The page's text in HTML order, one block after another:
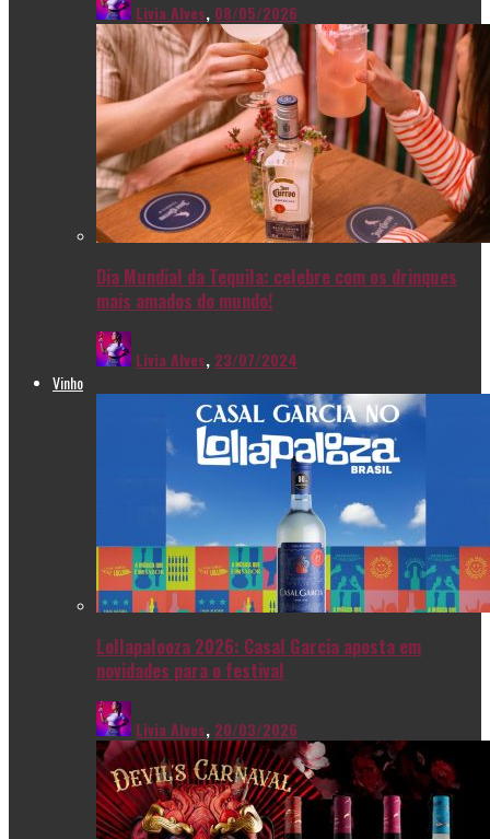
Livia Alves, 08/05/2026
Dia Mundial da Tequila: celebre com os drinques
mais amados do mundo!
Livia Alves, 23/07/2024
Vinho
Lollapalooza 2026: Casal Garcia aposta em
novidades para o festival
Livia Alves, 20/03/2026